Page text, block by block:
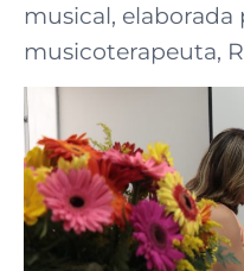
musical, elaborada
musicoterapeuta,